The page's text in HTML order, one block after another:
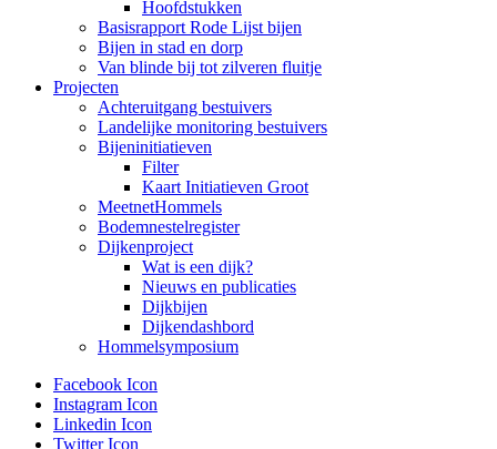
Hoofdstukken
Basisrapport Rode Lijst bijen
Bijen in stad en dorp
Van blinde bij tot zilveren fluitje
Projecten
Achteruitgang bestuivers
Landelijke monitoring bestuivers
Bijeninitiatieven
Filter
Kaart Initiatieven Groot
MeetnetHommels
Bodemnestelregister
Dijkenproject
Wat is een dijk?
Nieuws en publicaties
Dijkbijen
Dijkendashbord
Hommelsymposium
Facebook Icon
Instagram Icon
Linkedin Icon
Twitter Icon